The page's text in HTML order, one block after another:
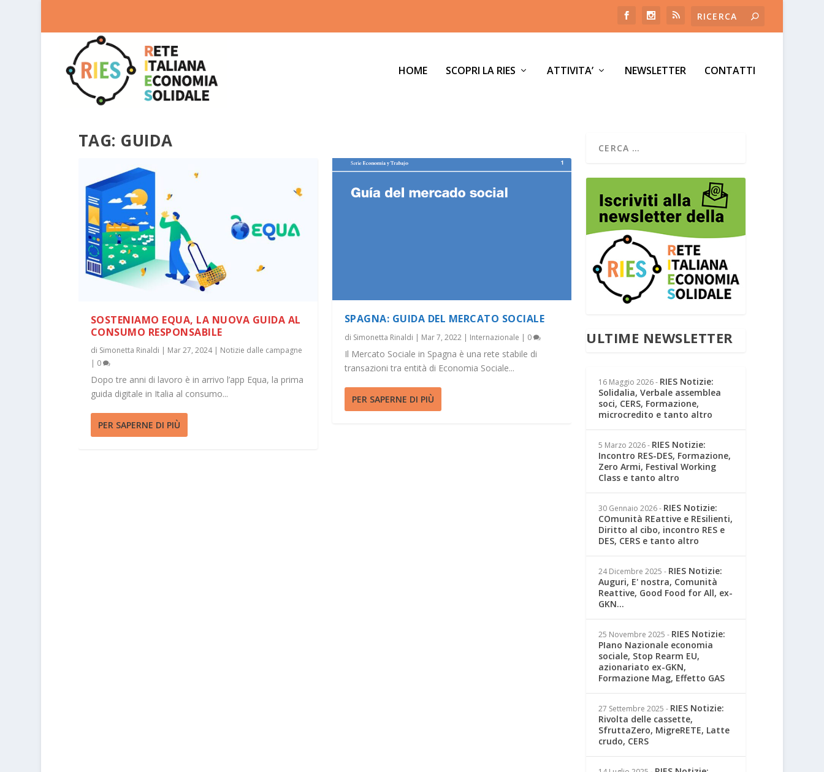
HOME SCOPRI LA RIES ATTIVITA’ NEWSLETTER CONTATTI
TAG: GUIDA
SOSTENIAMO EQUA, LA NUOVA GUIDA AL
CONSUMO RESPONSABILE
di Simonetta Rinaldi | Mar 27, 2024| Notizie dalle campagne
| 0
Dopo tre anni di lavoro è in arrivo l’app Equa, la prima
guida digitale in Italia al consumo...
PER SAPERNE DI PIÙ
SPAGNA: GUIDA DEL MERCATO SOCIALE
di Simonetta Rinaldi | Mar 7, 2022| Internazionale | 0
Il Mercato Sociale in Spagna è una rete stabile di
transazioni tra entità di Economia Sociale...
PER SAPERNE DI PIÙ
ULTIME NEWSLETTER
16 Maggio 2026- RIES Notizie:
Solidalia, Verbale assemblea
soci, CERS, Formazione,
microcredito e tanto altro
5 Marzo 2026- RIES Notizie:
Incontro RES-DES, Formazione,
Zero Armi, Festival Working
Class e tanto altro
30 Gennaio 2026- RIES Notizie:
COmunità REattive e REsilienti,
Diritto al cibo, incontro RES e
DES, CERS e tanto altro
24 Dicembre 2025 - RIES Notizie:
Auguri, E' nostra, Comunità
Reattive, Good Food for All, ex-
GKN...
25 Novembre 2025 - RIES Notizie:
PIano Nazionale economia
sociale, Stop Rearm EU,
azionariato ex-GKN,
Formazione Mag, Effetto GAS
27 Settembre 2025 - RIES Notizie:
Rivolta delle cassette,
SfruttaZero, MigreRETE, Latte
crudo, CERS